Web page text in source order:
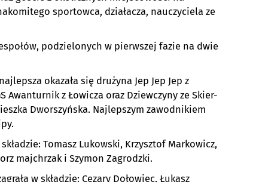
sportowca, działacza, nauczyciela ze
podzielonych w pierwszej fazie na dwie
okazała się drużyna Jep Jep Jep z
Awanturnik z Łowicza oraz Dziewczyny ze Skier-
Dworszyńska. Najlepszym zawodnikiem
Tomasz Lukowski, Krzysztof Markowicz,
majchrzak i Szymon Zagrodzki.
w składzie: Cezary Dołowiec, Łukasz